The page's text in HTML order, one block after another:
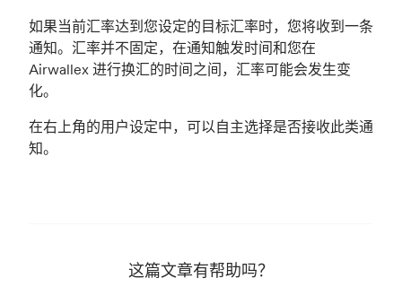
如果当前汇率达到您设定的目标汇率时，您将收到一条
通知。汇率并不固定，在通知触发时间和您在
Airwallex 进行换汇的时间之间，汇率可能会发生变
化。
在右上角的用户设定中，可以自主选择是否接收此类通
知。
这篇文章有帮助吗？